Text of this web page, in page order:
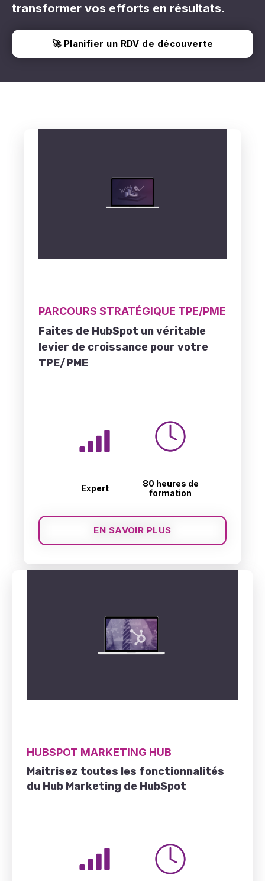
transformer vos efforts en résultats.
🚀 Planifier un RDV de découverte
PARCOURS STRATÉGIQUE TPE/PME
Faites de HubSpot un véritable
levier de croissance pour votre
TPE/PME
Expert
80 heures de
formation
EN SAVOIR PLUS
HUBSPOT MARKETING HUB
Maitrisez toutes les fonctionnalités
du Hub Marketing de HubSpot